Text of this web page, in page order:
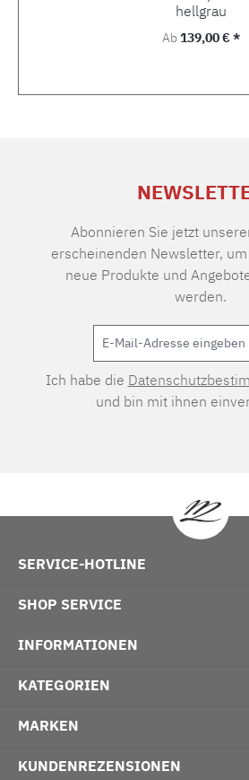
hellgrau
Regulärer Preis:
Ab139,00 € *
Abonnieren Sie jetzt
erscheinenden Newsletter,
neue Produkte und
werden.
Ich habe die
und bin mit ihnen
SERVICE-HOTLINE
SHOP SERVICE
INFORMATIONEN
KATEGORIEN
MARKEN
KUNDENREZENSIONEN